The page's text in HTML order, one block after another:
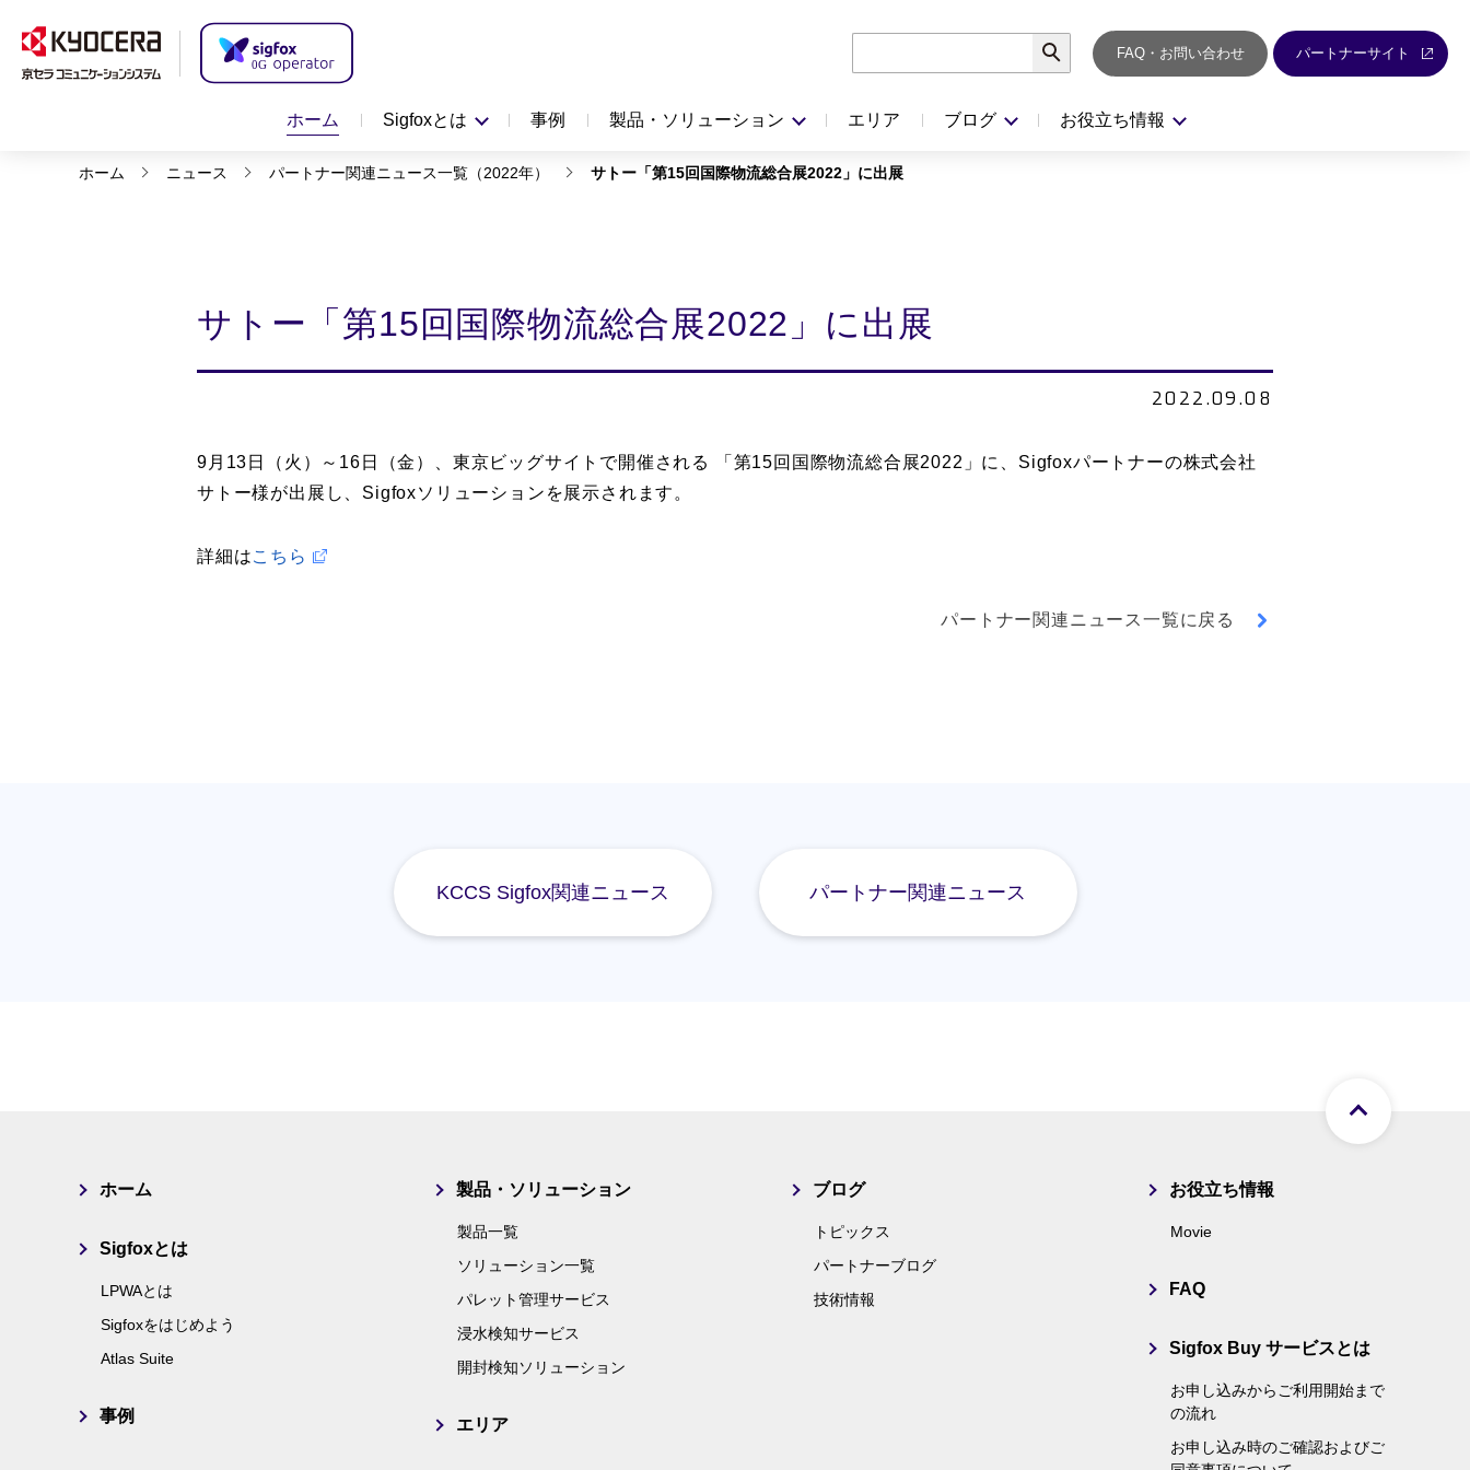
ホーム Sigfoxとは 事例 製品・ソリューション エリア ブログ お役立ち情報
検索 FAQ・お問い合わせ パートナーサイト
ホーム ニュース パートナー関連ニュース一覧（2022年） サトー「第15回国際物流総合展2022」に出展
サトー「第15回国際物流総合展2022」に出展
2022.09.08
9月13日 （火）～16 日（金）、東京ビッグサイトで開催される 「第15回国際物流総合展2022 」に、Sigfoxパートナーの株式会社
サトー様が出展し、Sigfoxソリューションを展示されます。
詳細はこちら
パートナー関連ニュース一覧に戻る
KCCS Sigfox関連ニュース パートナー関連ニュース
ホーム
Sigfoxとは
LPWAとは
Sigfoxをはじめよう
Atlas Suite
事例
製品・ソリューション
製品一覧
ソリューション一覧
パレット管理サービス
浸水検知サービス
開封検知ソリューション
エリア
ブログ
トピックス
パートナーブログ
技術情報
お役立ち情報
Movie
FAQ
Sigfox Buy サービスとは
お申し込みからご利用開始まで
の流れ
お申し込み時のご確認およびご